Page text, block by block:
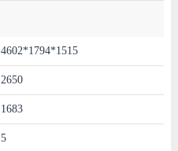
4602*1794*1515
2650
1683
5